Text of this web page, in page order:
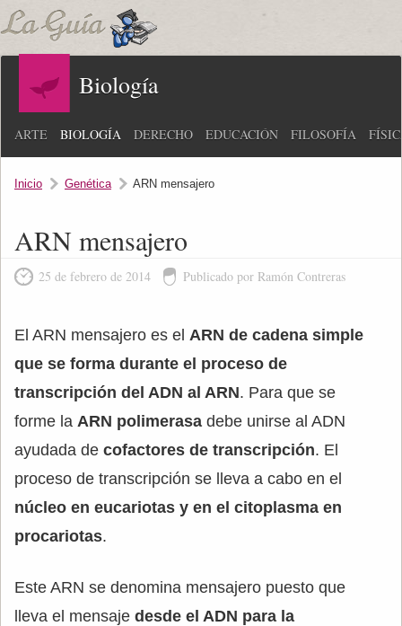
Biología
ARTE BIOLOGÍA DERECHO EDUCACIÓN FILOSOFÍA
Inicio Genética ARN mensajero
ARN mensajero
25 de febrero de 2014 Publicado por Ramón Contreras
El ARN mensajero es el ARN de cadena simple
que se forma durante el proceso de
transcripción del ADN al ARN. Para que se
forme la ARN polimerasa debe unirse al ADN
ayudada de cofactores de transcripción. El
proceso de transcripción se lleva a cabo en el
núcleo en eucariotas y en el citoplasma en
procariotas.
Este ARN se denomina mensajero puesto que
lleva el mensaje desde el ADN para la